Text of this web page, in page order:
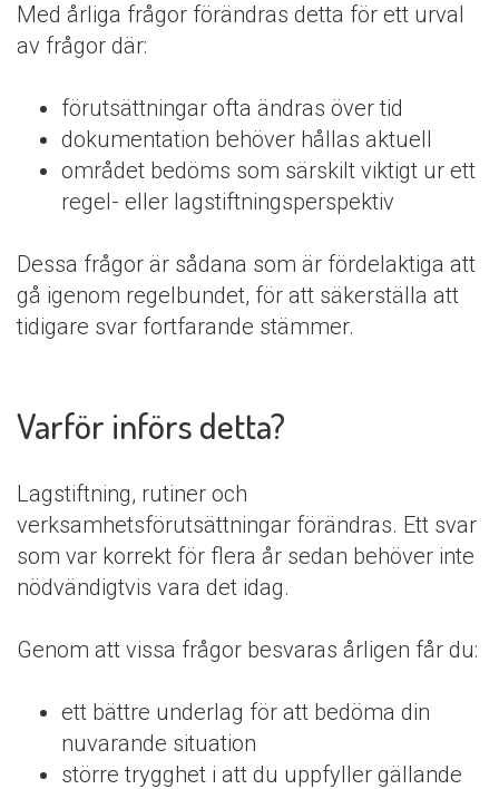
Med årliga frågor förändras detta för ett urval
av frågor där:
förutsättningar ofta ändras över tid
dokumentation behöver hållas aktuell
området bedöms som särskilt viktigt ur ett
regel- eller lagstiftningsperspektiv
Dessa frågor är sådana som är fördelaktiga att
gå igenom regelbundet, för att säkerställa att
tidigare svar fortfarande stämmer.
Varför införs detta?
Lagstiftning, rutiner och
verksamhetsförutsättningar förändras. Ett svar
som var korrekt för flera år sedan behöver inte
nödvändigtvis vara det idag.
Genom att vissa frågor besvaras årligen får du:
ett bättre underlag för att bedöma din
nuvarande situation
större trygghet i att du uppfyller gällande